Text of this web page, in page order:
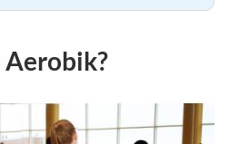
Aerobik?